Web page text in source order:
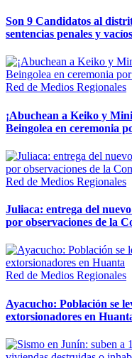
Son 9 Candidatos al
sentencias penales y
Red de Medios Regionales
¡Abuchean a Keiko y
Beingolea en ceremonia
Red de Medios Regionales
Juliaca: entrega del
por observaciones de la
Red de Medios Regionales
Ayacucho: Población se
extorsionadores en